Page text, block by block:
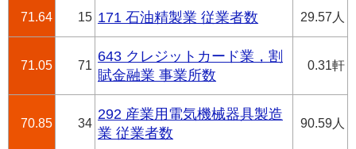
71.64 15 171 石油精製業 従業者数 29.57人
71.05 71
643 クレジットカード業，割
賦金融業 事業所数
0.31軒
70.85 34
292 産業用電気機械器具製造
業 従業者数
90.59人